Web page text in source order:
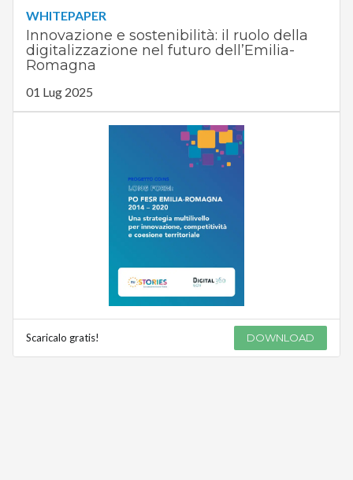
WHITEPAPER
Innovazione e sostenibilità: il ruolo della
digitalizzazione nel futuro dell’Emilia-
Romagna
01 Lug 2025
Scaricalo gratis! DOWNLOAD